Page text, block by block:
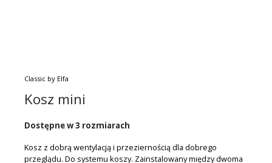
Classic by Elfa
Kosz mini
Dostępne w 3 rozmiarach
Kosz z dobrą wentylacją i przeziernością dla dobrego
przeglądu. Do systemu koszy. Zainstalowany między dwoma